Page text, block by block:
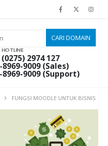
HOTLINE
(0275) 2974 127
8969-9009 (Sales)
8969-9009 (Support)
FUNGSI MOODLE UNTUK BISNIS